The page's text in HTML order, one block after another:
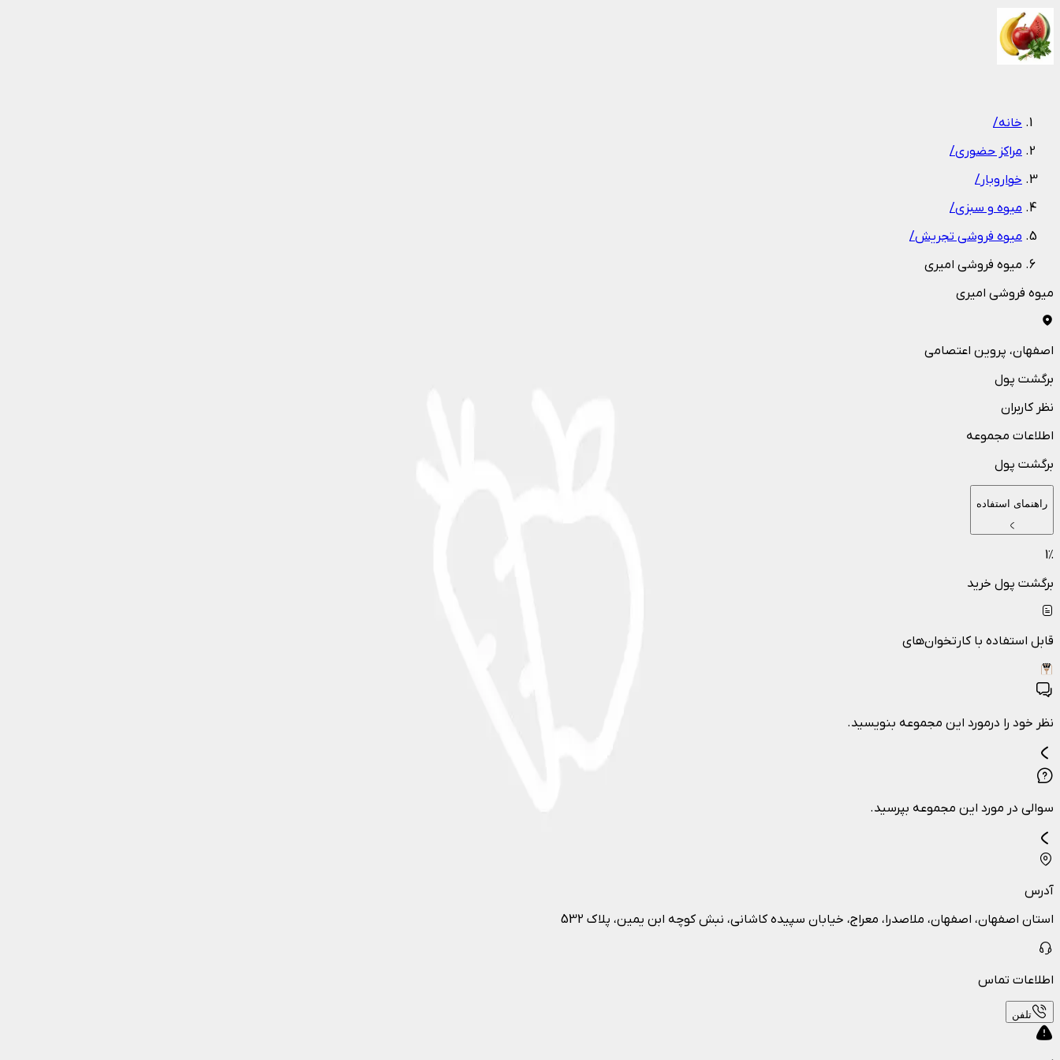
خانه/
مراکز حضوری/
خواروبار/
میوه و سبزی/
میوه فروشی تجریش/
میوه فروشی امیری
میوه فروشی امیری
اصفهان، پروین اعتصامی
برگشت پول
نظر کاربران
اطلاعات مجموعه
برگشت پول
راهنمای استفاده
1٪
برگشت پول خرید
قابل استفاده با کارتخوان‌های
نظر خود را درمورد این مجموعه بنویسید.
سوالی در مورد این مجموعه بپرسید.
آدرس
استان اصفهان، اصفهان، ملاصدرا، معراج، خیابان سپیده کاشانی، نبش کوچه ابن یمین، پلاک 532
اطلاعات تماس
تلفن